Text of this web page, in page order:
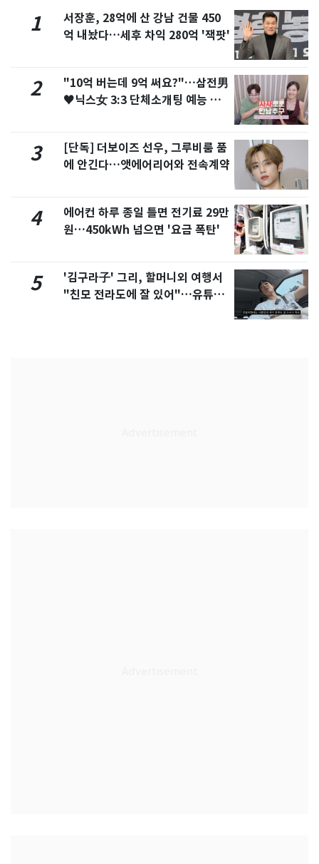
1
서장훈, 28억에 산 강남 건물 450
억 내놨다…세후 차익 280억 '잭팟'
2
"10억 버는데 9억 써요?"…삼전男
♥닉스女 3:3 단체소개팅 예능 화
3
[단독] 더보이즈 선우, 그루비룸 품
에 안긴다…앳에어리어와 전속계약
4
에어컨 하루 종일 틀면 전기료 29만
원…450kWh 넘으면 '요금 폭탄'
5
'김구라子' 그리, 할머니외 여행서
"친모 전라도에 잘 있어"…유튜브